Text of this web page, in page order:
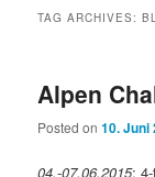
TAG ARCHIVES:
Alpen
Posted on10. Juni
04.-07.06.2015: